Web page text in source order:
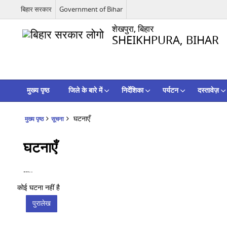
बिहार सरकार Government of Bihar
शेखपुरा, बिहार
SHEIKHPURA, BIHAR
मुख्य पृष्ठ जिले के बारे में निर्देशिका पर्यटन दस्तावेज़
मुख्य पृष्ठ सूचना घटनाएँ
घटनाएँ
…..
कोई घटना नहीं है
पुरालेख